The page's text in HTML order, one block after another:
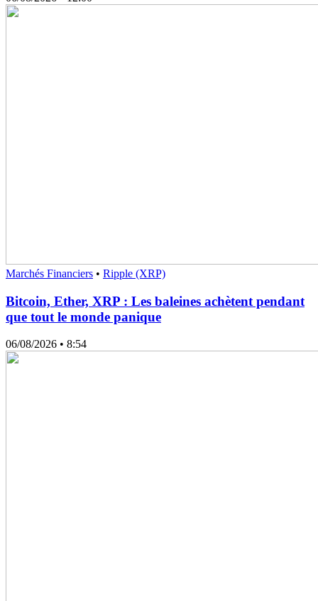
Marchés Financiers • Ripple (XRP)
Bitcoin, Ether, XRP : Les baleines achètent pendant
que tout le monde panique
06/08/2026 • 8:54